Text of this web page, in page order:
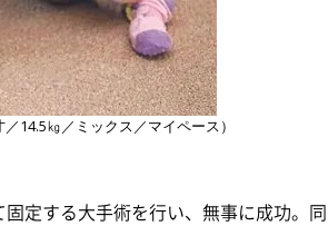
14.5㎏／ミックス／マイペース）
定する大手術を行い、無事に成功。同